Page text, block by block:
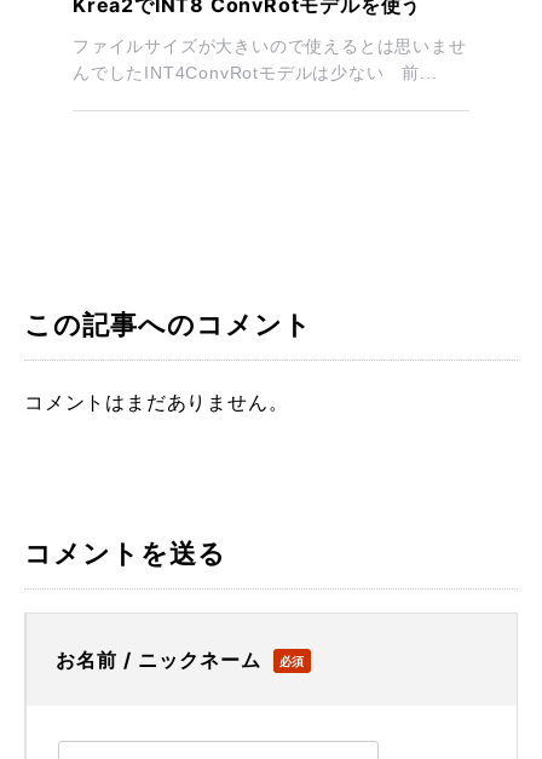
Krea2でINT8 ConvRotモデルを使う
ファイルサイズが大きいので使えるとは思いませ
んでしたINT4ConvRotモデルは少ない 前...
この記事へのコメント
コメントはまだありません。
コメントを送る
お名前 / ニックネーム 必須